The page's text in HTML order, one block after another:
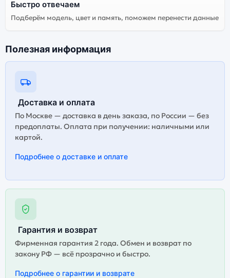
Быстро отвечаем
Подберём модель, цвет и память, поможем перенести данные
Полезная информация
Доставка и оплата
По Москве — доставка в день заказа, по России — без
предоплаты. Оплата при получении: наличными или
картой.
Подробнее о доставке и оплате
Гарантия и возврат
Фирменная гарантия 2 года. Обмен и возврат по
закону РФ — всё прозрачно и быстро.
Подробнее о гарантии и возврате